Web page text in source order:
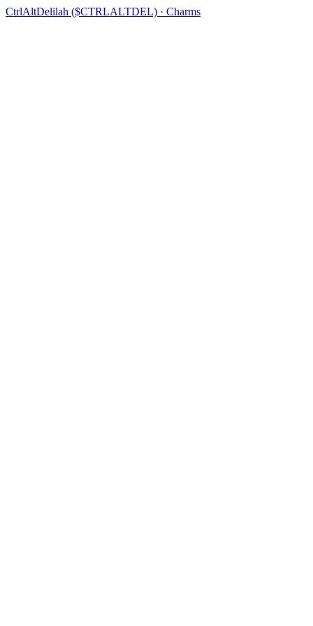
CtrlAltDelilah ($CTRLALTDEL) · Charms